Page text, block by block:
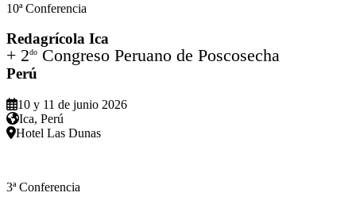
10ª Conferencia
Redagrícola Ica
+ 2do Congreso Peruano de Poscosecha
Perú
10 y 11 de junio 2026
Ica, Perú
Hotel Las Dunas
3ª Conferencia